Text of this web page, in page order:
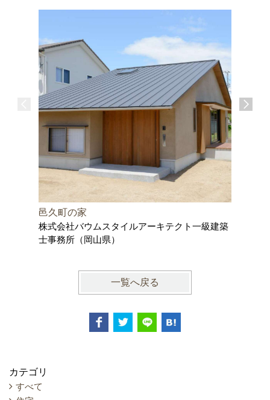
邑久町の家
株式会社バウムスタイルアーキテクト一級建築
士事務所（岡山県）
一覧へ戻る
カテゴリ
すべて